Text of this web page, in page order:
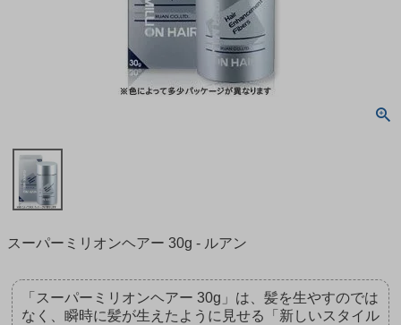
スーパーミリオンヘアー 30g - ルアン
「スーパーミリオンヘアー 30g」は、髪を生やすのでは
なく、瞬時に髪が生えたように見せる「新しいスタイル